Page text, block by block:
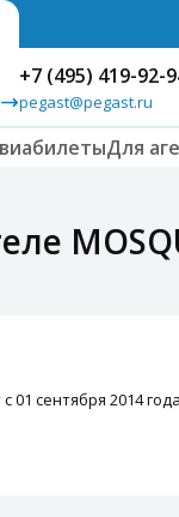
+7 (495) 419-92-
pegast@pegast.ru
Для
01 сентября 2014